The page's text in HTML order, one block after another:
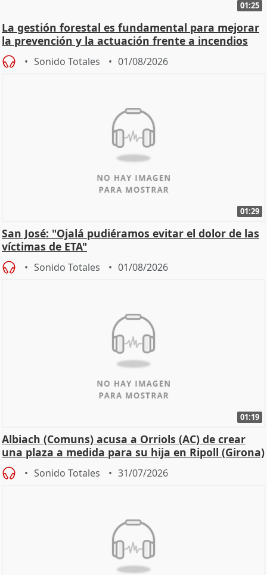
01:25
La gestión forestal es fundamental para mejorar
la prevención y la actuación frente a incendios
Sonido Totales 01/08/2026
01:29
San José: "Ojalá pudiéramos evitar el dolor de las
víctimas de ETA"
Sonido Totales 01/08/2026
01:19
Albiach (Comuns) acusa a Orriols (AC) de crear
una plaza a medida para su hija en Ripoll (Girona)
Sonido Totales 31/07/2026